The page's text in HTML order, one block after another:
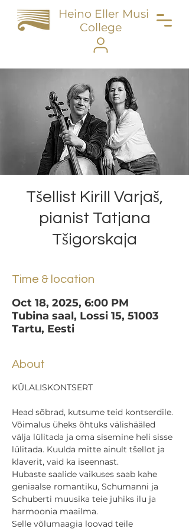
Heino Eller Music
College
Tšellist Kirill Varjaš,
pianist Tatjana
Tšigorskaja
Time & location
Oct 18, 2025, 6:00 PM
Tubina saal, Lossi 15, 51003
Tartu, Eesti
About
KÜLALISKONTSERT
Head sõbrad, kutsume teid kontserdile.
Võimalus üheks õhtuks välishääled
välja lülitada ja oma sisemine heli sisse
lülitada. Kuulda mitte ainult tšellot ja
klaverit, vaid ka iseennast.
Hubaste saalide vaikuses saab kahe
geniaalsе romantiku, Schumanni ja
Schuberti muusika teie juhiks ilu ja
harmoonia maailma.
Selle võlumaagia loovad teile